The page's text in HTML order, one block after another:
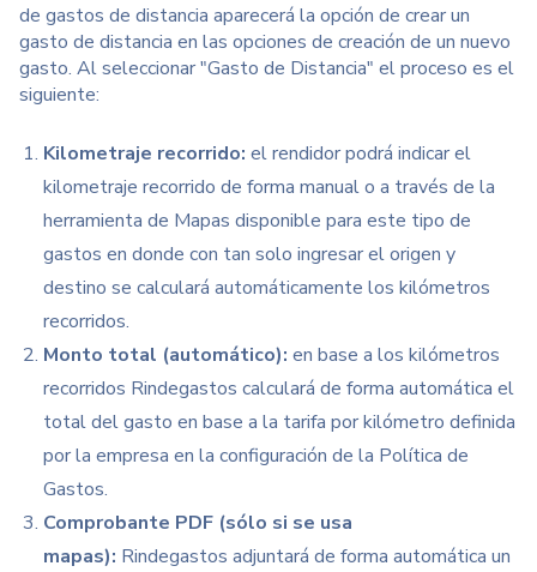
de gastos de distancia aparecerá la opción de crear un
gasto de distancia en las opciones de creación de un nuevo
gasto. Al seleccionar "Gasto de Distancia" el proceso es el
siguiente:
Kilometraje recorrido: el rendidor podrá indicar el
kilometraje recorrido de forma manual o a través de la
herramienta de Mapas disponible para este tipo de
gastos en donde con tan solo ingresar el origen y
destino se calculará automáticamente los kilómetros
recorridos.
Monto total (automático): en base a los kilómetros
recorridos Rindegastos calculará de forma automática el
total del gasto en base a la tarifa por kilómetro definida
por la empresa en la configuración de la Política de
Gastos.
Comprobante PDF (sólo si se usa
mapas): Rindegastos adjuntará de forma automática un